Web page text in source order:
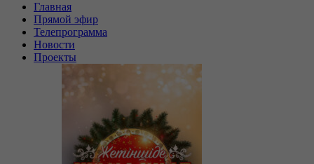
Главная
Прямой эфир
Телепрограмма
Новости
Проекты